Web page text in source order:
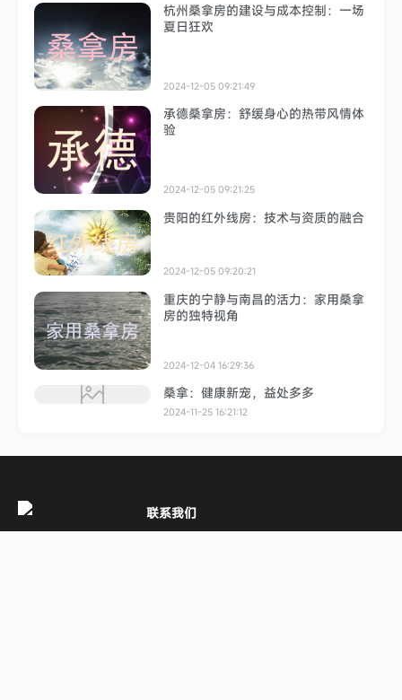
杭州桑拿房的建设与成本控制：一场
夏日狂欢
2024-12-05 09:21:49
承德桑拿房：舒缓身心的热带风情体
验
2024-12-05 09:21:25
贵阳的红外线房：技术与资质的融合
2024-12-05 09:20:21
重庆的宁静与南昌的活力：家用桑拿
房的独特视角
2024-12-04 16:29:36
桑拿：健康新宠，益处多多
2024-11-25 16:21:12
联系我们